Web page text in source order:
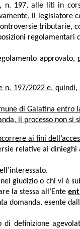
n. 197, alle liti in
il legislatore
tributarie,
regolamentari
approvato,
197/2022 e,
di Galatina entro
il processo non
ai fini
relative ai
giudizio o chi vi è
la stessa all’Ente
domanda, esente
definizione